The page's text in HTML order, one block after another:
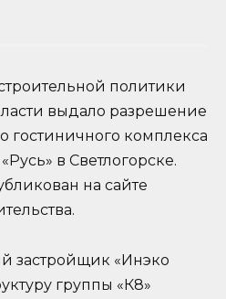
политики
выдало разрешение
гостиничного комплекса
в Светлогорске.
на сайте
застройщик «Инэко
группы «К8»